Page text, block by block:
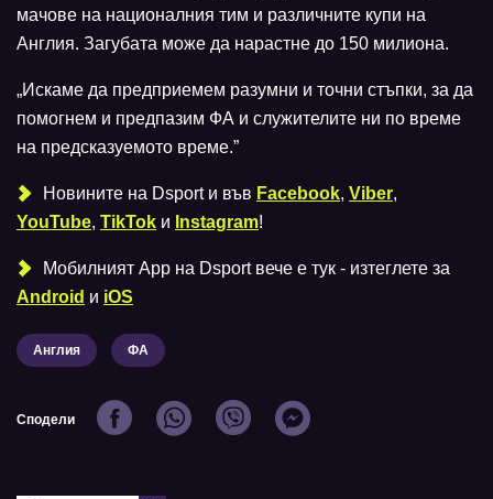
мачове на националния тим и различните купи на
Англия. Загубата може да нарастне до 150 милиона.
„Искаме да предприемем разумни и точни стъпки, за да
помогнем и предпазим ФА и служителите ни по време
на предсказуемото време.”
Новините на Dsport и във Facebook, Viber,
YouTube, TikTok и Instagram!
Мобилният Аpp на Dsport вече е тук - изтеглете за
Android и iOS
Англия ФА
Сподели